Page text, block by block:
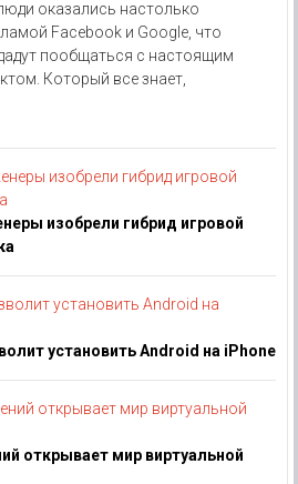
оказались настолько
Facebook и Google, что
пообщаться с настоящим
Который все знает,
изобрели гибрид игровой
установить Android на iPhone
открывает мир виртуальной